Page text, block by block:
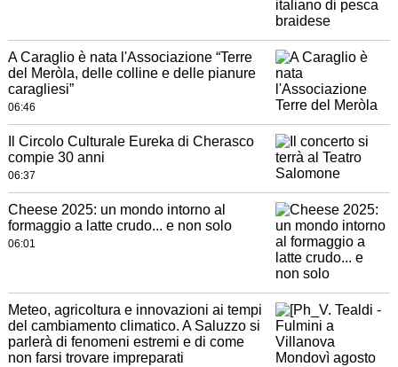
A Caraglio è nata l'Associazione “Terre
del Meròla, delle colline e delle pianure
caragliesi”
06:46
Il Circolo Culturale Eureka di Cherasco
compie 30 anni
06:37
Cheese 2025: un mondo intorno al
formaggio a latte crudo... e non solo
06:01
Meteo, agricoltura e innovazioni ai tempi
del cambiamento climatico. A Saluzzo si
parlerà di fenomeni estremi e di come
non farsi trovare impreparati